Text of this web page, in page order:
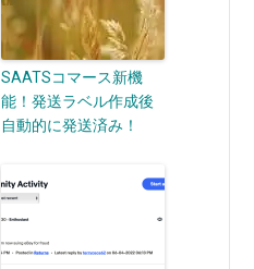
SAATSコマース新機
能！発送ラベル作成後
自動的に発送済み！